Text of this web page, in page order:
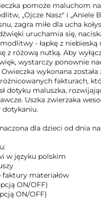
pomoże maluchom
„Ojcze Nasz" i „Aniele
zagra miłe dla ucha
uruchamia się,
- łapkę z niebieską
z różową nutką. Aby
wystarczy ponownie
wykonana została
fakturach,
dotyku maluszka,
Uszka zwierzaka
dotykaniu.
dla dzieci od dnia
w języku polskim
faktury materiałów
ON/OFF)
ON/OFF)